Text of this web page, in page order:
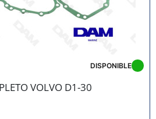
VOLVO D1-30
DISPONIBLE